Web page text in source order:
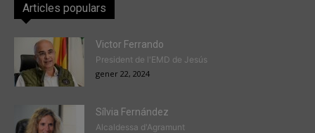
Articles populars
Victor Ferrando
President de l'EMD de Jesús
gener 22, 2024
Sílvia Fernández
Alcaldessa d'Agramunt